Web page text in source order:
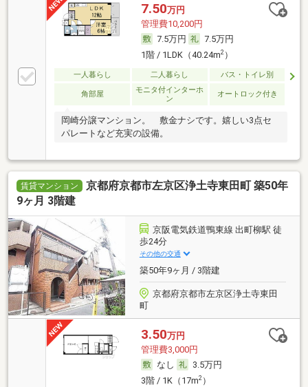
7.50万円
管理費10,200円
7.5万円
7.5万円
1階 / 1LDK（40.24m2）
一人暮らし 二人暮らし バス・トイレ別
角部屋
モニタ付インターホ
ン
オートロック付き
岡崎分譲マンション。 敷金ナシです。嬉しい3点セ
パレートなど充実の設備。
賃貸マンション
京都府京都市左京区浄土寺東田町 築50年
9ヶ月 3階建
京阪電気鉄道鴨東線 出町柳駅 徒
歩24分
その他の交通
築50年9ヶ月 / 3階建
京都府京都市左京区浄土寺東田
町
3.50万円
管理費3,000円
なし
3.5万円
3階 / 1K（17m2）